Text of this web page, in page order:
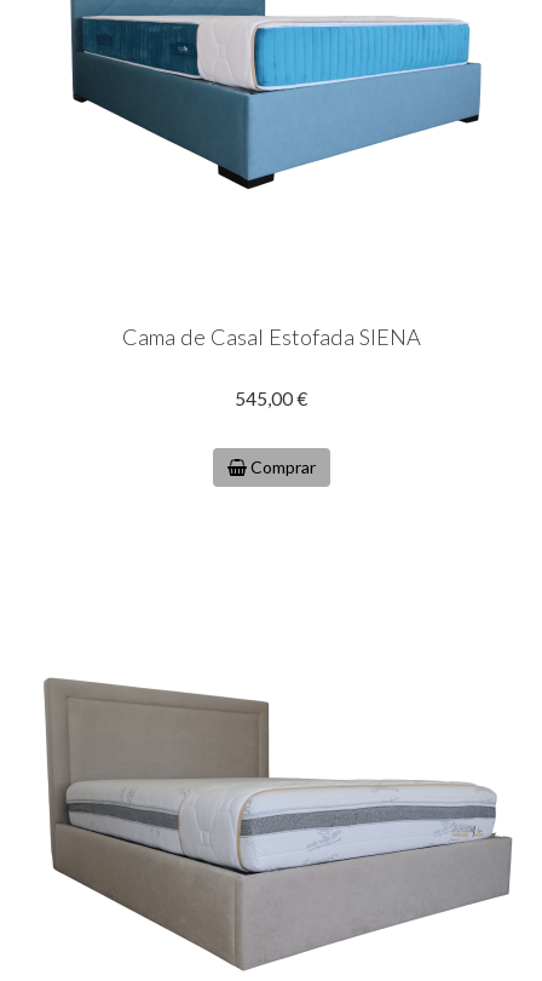
Cama de Casal Estofada SIENA
545,00 €
Comprar